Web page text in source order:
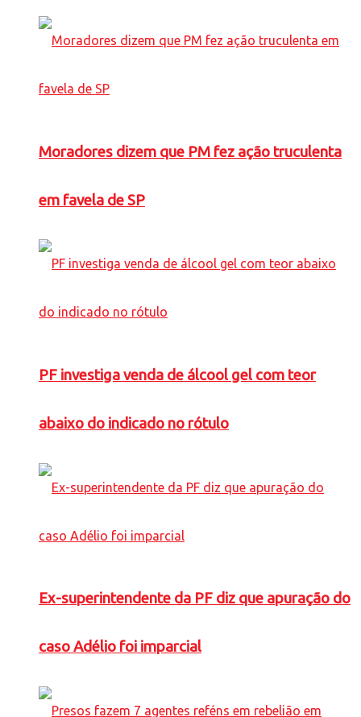
Moradores dizem que PM fez ação truculenta
em favela de SP
PF investiga venda de álcool gel com teor
abaixo do indicado no rótulo
Ex-superintendente da PF diz que apuração do
caso Adélio foi imparcial